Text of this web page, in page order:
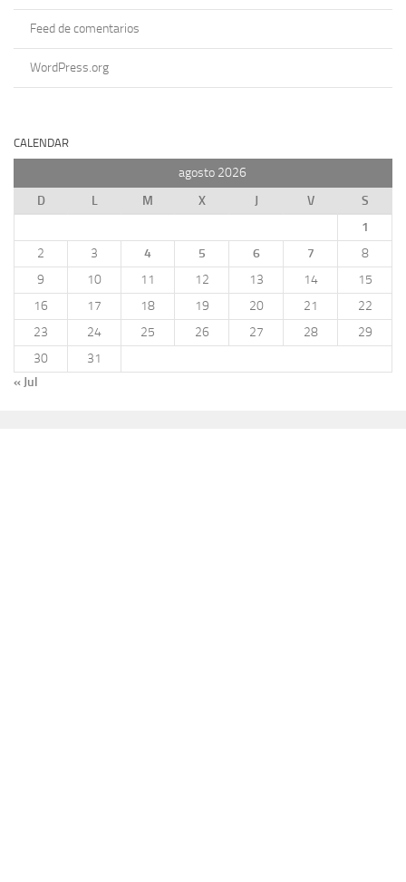
Feed de comentarios
WordPress.org
CALENDAR
agosto 2026
D
L M X J V
S
1
2
3 4 5 6 7
8
9
10 11 12 13 14
15
16
17 18 19 20 21
22
23
24 25 26 27 28
29
30
31
« Jul